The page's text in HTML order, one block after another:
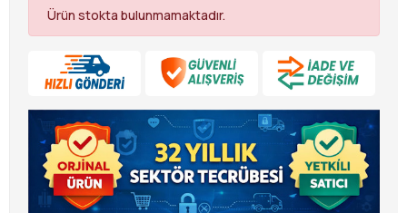
Ürün stokta bulunmamaktadır.